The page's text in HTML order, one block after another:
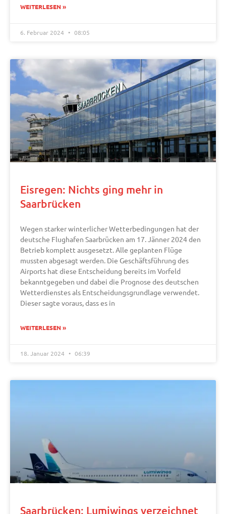
WEITERLESEN »
6. Februar 2024 08:05
Eisregen: Nichts ging mehr in
Saarbrücken
Wegen starker winterlicher Wetterbedingungen hat der
deutsche Flughafen Saarbrücken am 17. Jänner 2024 den
Betrieb komplett ausgesetzt. Alle geplanten Flüge
mussten abgesagt werden. Die Geschäftsführung des
Airports hat diese Entscheidung bereits im Vorfeld
bekanntgegeben und dabei die Prognose des deutschen
Wetterdienstes als Entscheidungsgrundlage verwendet.
Dieser sagte voraus, dass es in
WEITERLESEN »
18. Januar 2024 06:39
Saarbrücken: Lumiwings verzeichnet